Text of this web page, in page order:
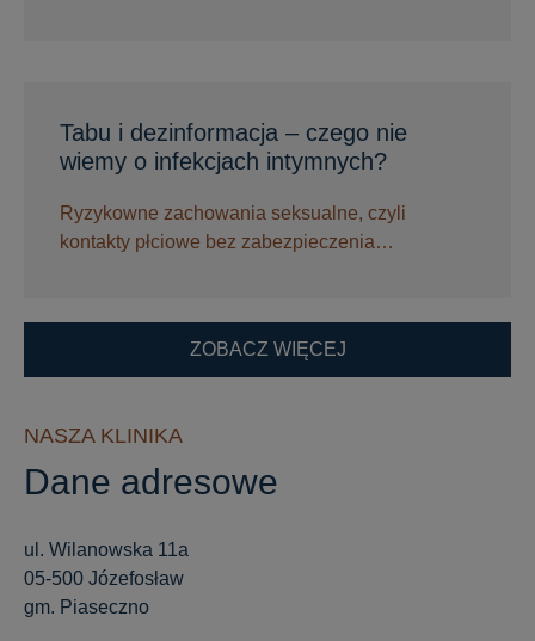
Tabu i dezinformacja – czego nie
wiemy o infekcjach intymnych?
Ryzykowne zachowania seksualne, czyli
kontakty płciowe bez zabezpieczenia…
ZOBACZ WIĘCEJ
NASZA KLINIKA
Dane adresowe
ul. Wilanowska 11a
05-500 Józefosław
gm. Piaseczno